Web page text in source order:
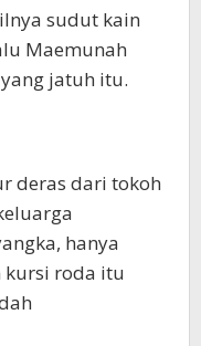
sudut kain
Maemunah
jatuh itu.
deras dari tokoh
hanya
roda itu